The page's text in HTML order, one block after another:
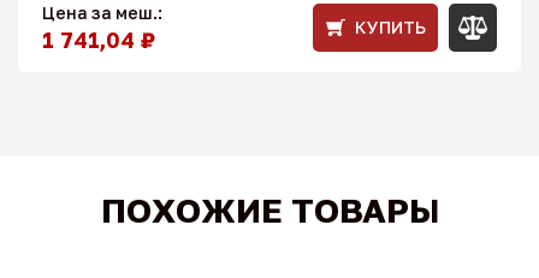
Цена за меш.:
1 741,04 ₽ КУПИТЬ
ПОХОЖИЕ ТОВАРЫ